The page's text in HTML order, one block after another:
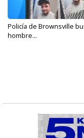
Policía de Brownsville
hombre...